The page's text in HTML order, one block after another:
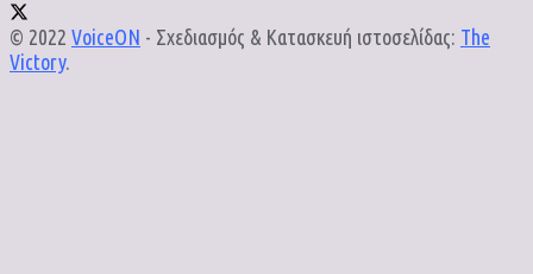
© 2022 VoiceON - Σχεδιασμός & Κατασκευή ιστοσελίδας: The
Victory.